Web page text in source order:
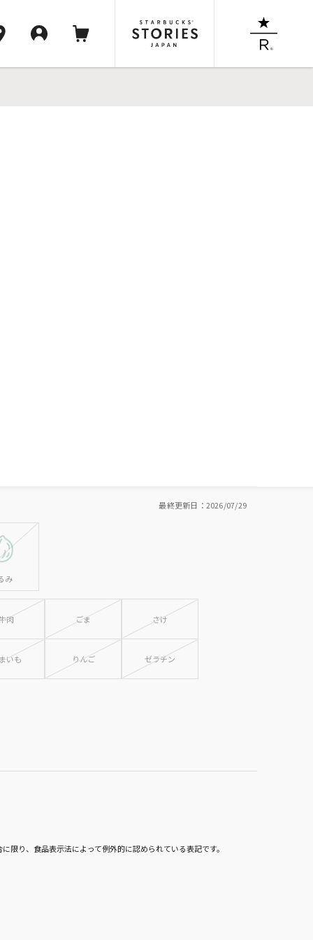
最終更新日：2026/07/29
み
肉 ごま さけ
いも りんご ゼラチン
限り、食品表示法によって例外的に認められている表記です。